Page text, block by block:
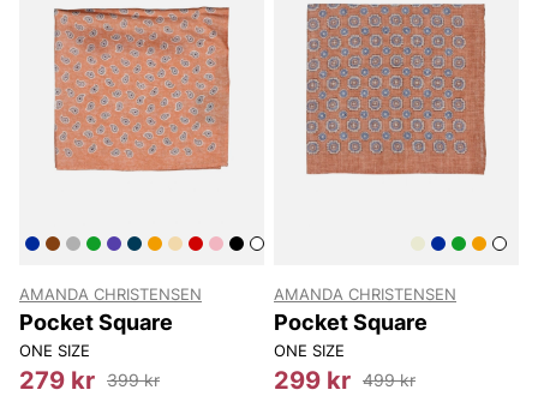
AMANDA CHRISTENSEN
Pocket Square
ONE SIZE
279 kr 399 kr
AMANDA CHRISTENSEN
Pocket Square
ONE SIZE
299 kr 499 kr